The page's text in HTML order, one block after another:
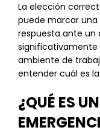
La elección
puede marcar
respuesta ante un
significativamente
ambiente de
entender cuál es
¿QUÉ ES